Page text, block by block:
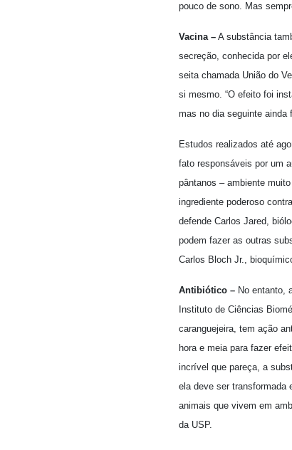
pouco de sono. Mas
Vacina – A substância
secreção, conhecida por
seita chamada União do
si mesmo. “O efeito foi
mas no dia seguinte ainda
Estudos realizados até
fato responsáveis por um
pântanos – ambiente
ingrediente poderoso
defende Carlos Jared,
podem fazer as outras
Carlos Bloch Jr.,
Antibiótico – No entanto,
Instituto de Ciências
caranguejeira, tem ação
hora e meia para fazer
incrível que pareça, a
ela deve ser transformada
animais que vivem em
da USP.